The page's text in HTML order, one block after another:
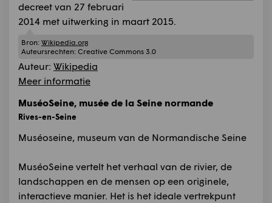
decreet van 27 februari
2014 met uitwerking in maart 2015.
Bron: Wikipedia.org
Auteursrechten: Creative Commons 3.0
Auteur: Wikipedia
Meer informatie
MuséoSeine, musée de la Seine normande
Rives-en-Seine
Muséoseine, museum van de Normandische Seine
MuséoSeine vertelt het verhaal van de rivier, de
landschappen en de mensen op een originele,
interactieve manier. Het is het ideale vertrekpunt